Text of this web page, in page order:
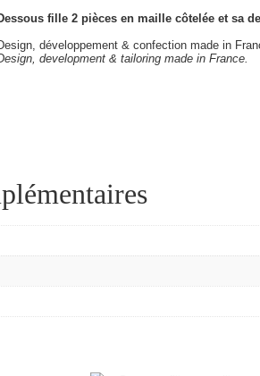
fille 2 pièces en maille côtelée et sa
développement & confection made in
development & tailoring made in France.